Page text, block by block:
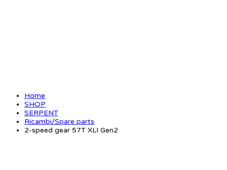
Home
SHOP
SERPENT
Ricambi/Spare parts
2-speed gear 57T XLI Gen2